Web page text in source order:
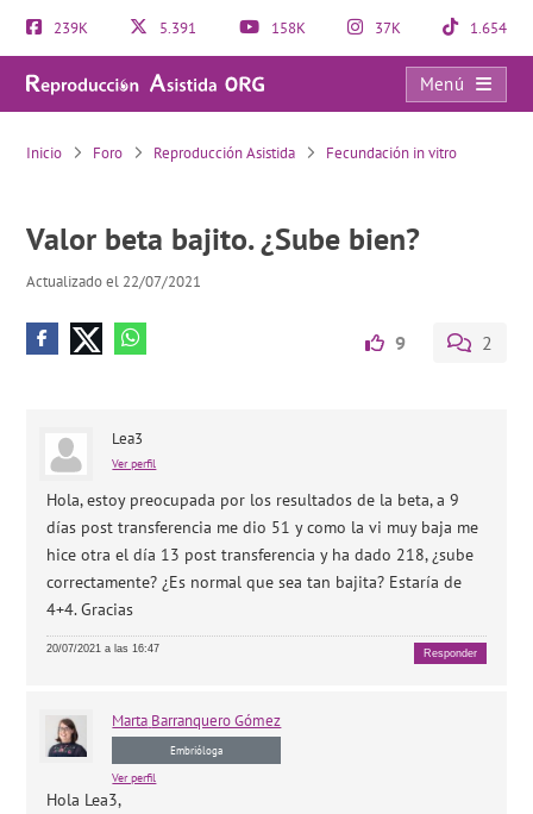
239K 5.391 158K 37K 1.654
Menú
Valor beta bajito. ¿Sube bien?
Inicio Foro Reproducción Asistida Fecundación in vitro
Valor beta bajito. ¿Sube bien?
Actualizado el 22/07/2021
9 2
Lea3
Ver perfil
Hola, estoy preocupada por los resultados de la beta, a 9
días post transferencia me dio 51 y como la vi muy baja me
hice otra el día 13 post transferencia y ha dado 218, ¿sube
correctamente? ¿Es normal que sea tan bajita? Estaría de
4+4. Gracias
20/07/2021 a las 16:47 Responder
Marta Barranquero Gómez
Embrióloga
Ver perfil
Hola Lea3,